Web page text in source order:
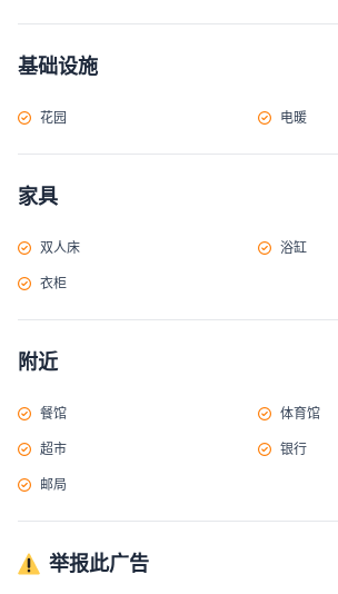
基础设施
花园 电暖
家具
双人床 浴缸
衣柜
附近
餐馆 体育馆
超市 银行
邮局
举报此广告